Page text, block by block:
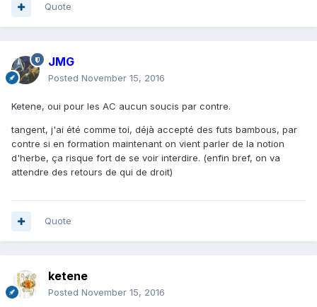
Quote
JMG
Posted November 15, 2016
Ketene, oui pour les AC aucun soucis par contre.
tangent, j'ai été comme toi, déjà accepté des futs bambous, par
contre si en formation maintenant on vient parler de la notion
d'herbe, ça risque fort de se voir interdire. (enfin bref, on va
attendre des retours de qui de droit)
Quote
ketene
Posted November 15, 2016